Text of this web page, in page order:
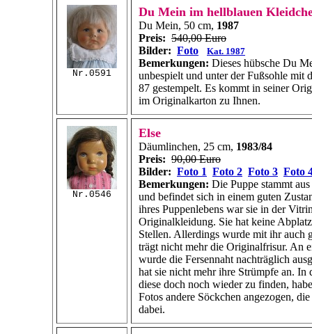
Nr.0591
Du Mein im hellblauen
Du Mein, 50 cm, 1987
Preis: 540,00 Euro
Bilder: Foto Kat. 1987
Bemerkungen: Dieses hübsche Du
unbespielt und unter der Fußsohle mit
87 gestempelt. Es kommt in seiner
im Originalkarton zu Ihnen.
Nr.0546
Else
Däumlinchen, 25 cm, 1983/84
Preis: 90,00 Euro
Bilder: Foto 1 Foto 2 Foto 3 Foto
Bemerkungen: Die Puppe stammt
und befindet sich in einem guten
ihres Puppenlebens war sie in der
Originalkleidung. Sie hat keine
Stellen. Allerdings wurde mit ihr auch
trägt nicht mehr die Originalfrisur. An
wurde die Fersennaht nachträglich
hat sie nicht mehr ihre Strümpfe an. In
diese doch noch wieder zu finden,
Fotos andere Söckchen angezogen,
dabei.